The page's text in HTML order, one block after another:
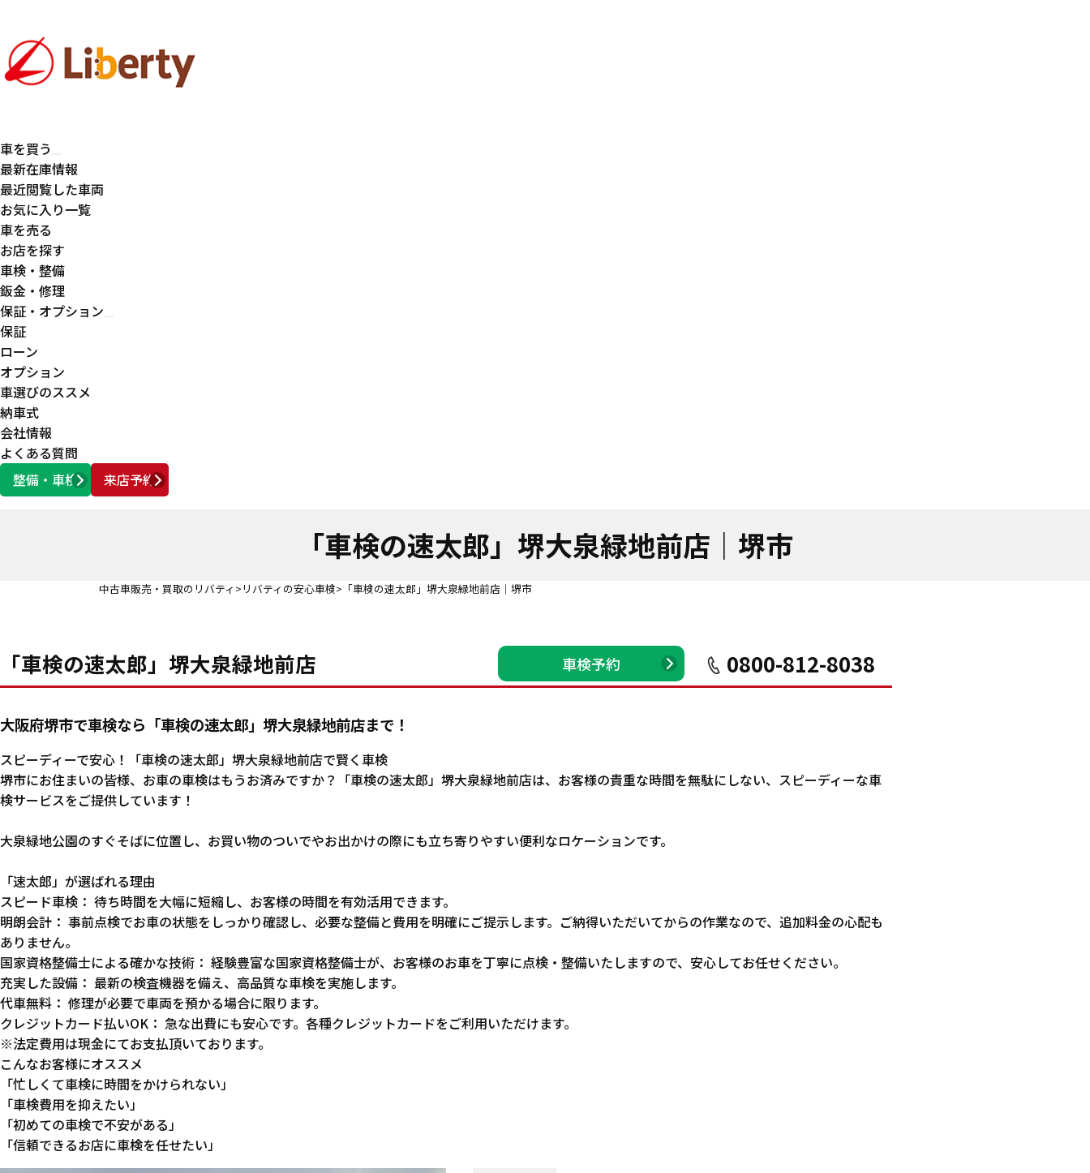
車を買う
最新在庫情報
最近閲覧した車両
お気に入り一覧
車を売る
お店を探す
車検・整備
鈑金・修理
保証・オプション
保証
ローン
オプション
車選びのススメ
納車式
会社情報
よくある質問
整備・車検
来店予約
営業時間 AM10:00 ～ PM6:00
「車検の速太郎」堺大泉緑地前店｜ 堺市
中古車販売・買取のリバティ リバティの安心車検 「車検の速太郎」堺大泉緑地前店｜堺市
「車検の速太郎」堺大泉緑地前店 車検予約 0800-812-8038
大阪府堺市で車検なら「車検の速太郎」堺大泉緑地前店まで！
スピーディーで安心！「車検の速太郎」堺大泉緑地前店で賢く車検
堺市にお住まいの皆様、お車の車検はもうお済みですか？「車検の速太郎」堺大泉緑地前店は、お客様の貴重な時間を無駄にしない、スピーディーな車
検サービスをご提供しています！
大泉緑地公園のすぐそばに位置し、お買い物のついでやお出かけの際にも立ち寄りやすい便利なロケーションです。
「速太郎」が選ばれる理由
スピード車検： 待ち時間を大幅に短縮し、お客様の時間を有効活用できます。
明朗会計： 事前点検でお車の状態をしっかり確認し、必要な整備と費用を明確にご提示します。ご納得いただいてからの作業なので、追加料金の心配も
ありません。
国家資格整備士による確かな技術： 経験豊富な国家資格整備士が、お客様のお車を丁寧に点検・整備いたしますので、安心してお任せください。
充実した設備： 最新の検査機器を備え、高品質な車検を実施します。
代車無料： 修理が必要で車両を預かる場合に限ります。
クレジットカード払いOK： 急な出費にも安心です。各種クレジットカードをご利用いただけます。
※法定費用は現金にてお支払頂いております。
こんなお客様にオススメ
「忙しくて車検に時間をかけられない」
「車検費用を抑えたい」
「初めての車検で不安がある」
「信頼できるお店に車検を任せたい」